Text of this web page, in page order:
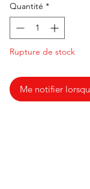
Quantité *
Rupture de stock
Me notifier